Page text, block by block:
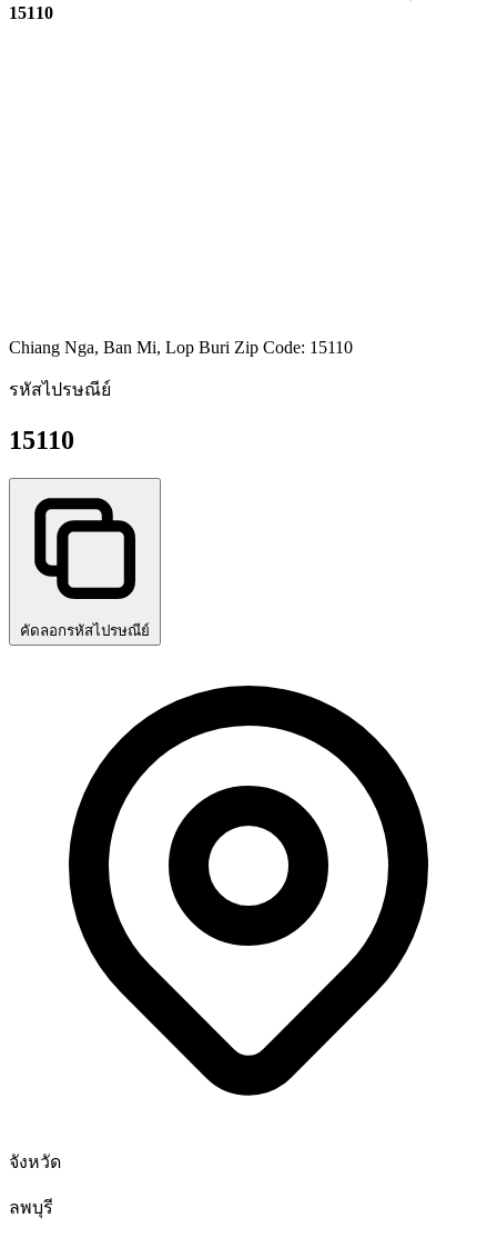
15110
Chiang Nga, Ban Mi, Lop Buri Zip Code: 15110
รหัสไปรษณีย์
15110
คัดลอกรหัสไปรษณีย์
จังหวัด
ลพบุรี